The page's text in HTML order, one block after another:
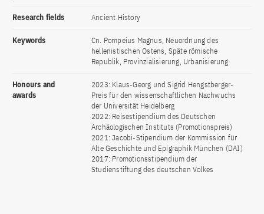
Research fields Ancient History
Keywords
Cn. Pompeius Magnus, Neuordnung des
hellenistischen Ostens, Späte römische
Republik, Provinzialisierung, Urbanisierung
Honours and
awards
2023: Klaus-Georg und Sigrid Hengstberger-
Preis für den wissenschaftlichen Nachwuchs
der Universität Heidelberg
2022: Reisestipendium des Deutschen
Archäologischen Instituts (Promotionspreis)
2021: Jacobi-Stipendium der Kommission für
Alte Geschichte und Epigraphik München (DAI)
2017: Promotionsstipendium der
Studienstiftung des deutschen Volkes